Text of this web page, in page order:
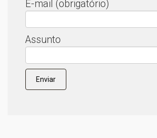
E-mail (obrigatório)
Assunto